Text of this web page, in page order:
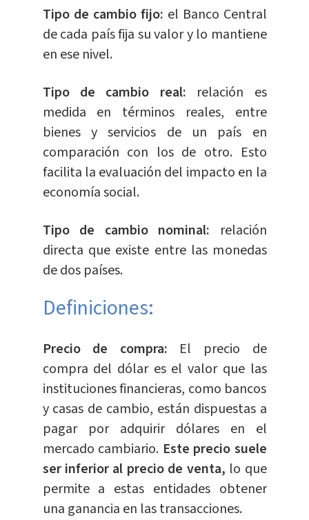
Tipo de cambio fijo: el Banco Central
de cada país fija su valor y lo mantiene
en ese nivel.
Tipo de cambio real: relación es
medida en términos reales, entre
bienes y servicios de un país en
comparación con los de otro. Esto
facilita la evaluación del impacto en la
economía social.
Tipo de cambio nominal: relación
directa que existe entre las monedas
de dos países.
Definiciones:
Precio de compra: El precio de
compra del dólar es el valor que las
instituciones financieras, como bancos
y casas de cambio, están dispuestas a
pagar por adquirir dólares en el
mercado cambiario. Este precio suele
ser inferior al precio de venta, lo que
permite a estas entidades obtener
una ganancia en las transacciones.